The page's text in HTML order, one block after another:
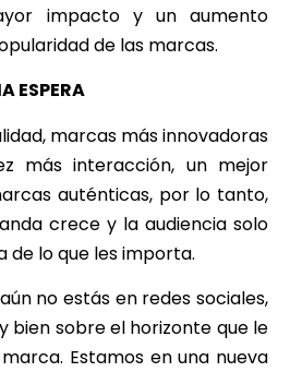
impacto y un aumento
de las marcas.
ESPERA
marcas más innovadoras
más interacción, un mejor
auténticas, por lo tanto,
crece y la audiencia solo
de lo que les importa.
no estás en redes sociales,
bien sobre el horizonte que le
Estamos en una nueva